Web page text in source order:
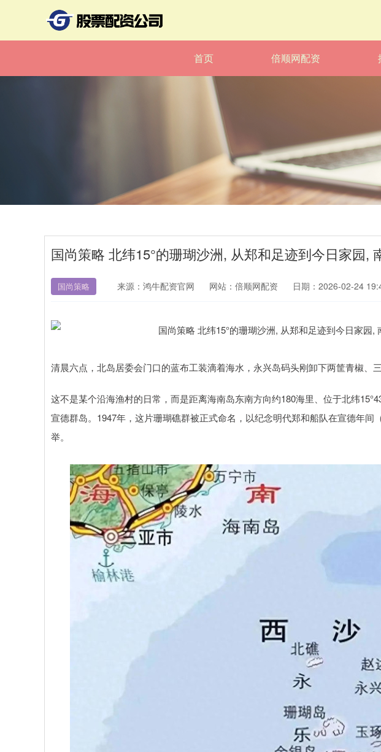
首页 倍顺网配资
国尚策略 北纬15°的珊瑚沙洲, 从郑和足迹到今日家园,
国尚策略 来源：鸿牛配资官网 网站：倍顺网配资 日期：2026-02-24
清晨六点，北岛居委会门口的蓝布工装滴着海水，永兴岛码头刚卸下两筐青椒、
这不是某个沿海渔村的日常，而是距离海南岛东南方向约180海里、位于北纬15°43′
宣德群岛。1947年，这片珊瑚礁群被正式命名，以纪念明代郑和船队在宣德年间
举。
上证指数